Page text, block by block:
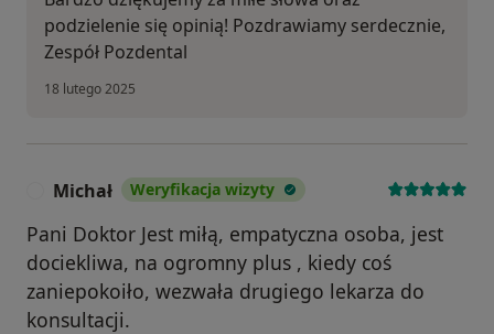
podzielenie się opinią! Pozdrawiamy serdecznie,
Zespół Pozdental
18 lutego 2025
Michał Weryfikacja wizyty
Pani Doktor Jest miłą, empatyczna osoba, jest
dociekliwa, na ogromny plus , kiedy coś
zaniepokoiło, wezwała drugiego lekarza do
konsultacji.